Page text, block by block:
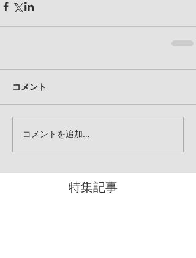
コメント
コメントを追加…
特集記事